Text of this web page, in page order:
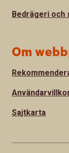
Bedrägeri och
Om
Sajtkarta